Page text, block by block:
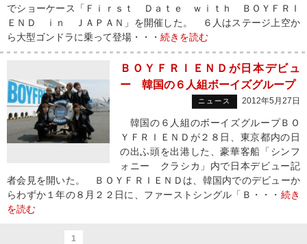
でショーケース「Ｆｉｒｓｔ Ｄａｔｅ ｗｉｔｈ ＢＯＹＦＲＩ
ＥＮＤ ｉｎ ＪＡＰＡＮ」を開催した。 ６人はステージ上空か
ら大型ゴンドラに乗って登場・・・ 続きを読む
ＢＯＹＦＲＩＥＮＤが日本デビュ
ー 韓国の６人組ボーイズグループ
ニュース 2012年5月27日
韓国の６人組のボーイズグループＢＯ
ＹＦＲＩＥＮＤが２８日、東京都内の日
の出ふ頭を出港した、豪華客船「シンフ
ォニー クラシカ」内で日本デビュー記
者会見を開いた。 ＢＯＹＦＲＩＥＮＤは、韓国内でのデビューか
らわずか１年の８月２２日に、ファーストシングル「Ｂ・・・ 続き
を読む
1